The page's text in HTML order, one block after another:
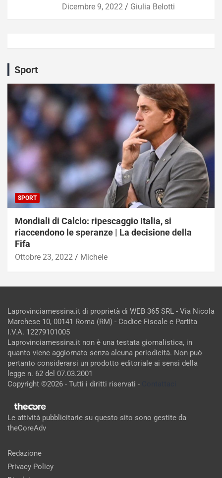
Dicembre 9, 2022 Giulia Belotti
Sport
SPORT
Mondiali di Calcio: ripescaggio Italia, si
riaccendono le speranze | La decisione della
Fifa
Ottobre 23, 2022 Michele
Laprovinciamessina.it di proprietà di WEB 365 SRL - Via Nicola
Marchese 10, 00141 Roma (RM) - Codice Fiscale e Partita
I.V.A. 12279101005
Laprovinciamessina.it non è una testata giornalistica, in
quanto viene aggiornato senza alcuna periodicità. Non può
pertanto considerarsi un prodotto editoriale ai sensi della
legge n. 62 del 07.03.2001
Copyright ©2026 - Tutti i diritti riservati -
Le attività pubblicitarie su questo sito sono gestite da
theCoreAdv
Redazione
Privacy Policy